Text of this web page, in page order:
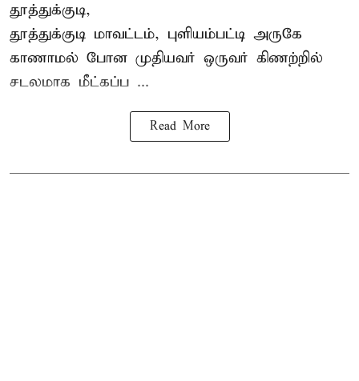
தூத்துக்குடி,
தூத்துக்குடி மாவட்டம், புளியம்பட்டி அருகே
காணாமல் போன முதியவர் ஒருவர் கிணற்றில்
சடலமாக மீட்கப்ப ...
Read More